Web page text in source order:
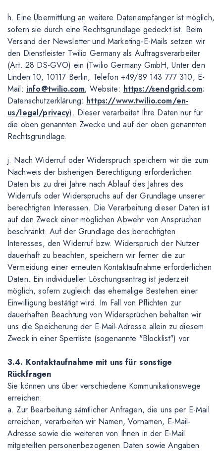
h. Eine Übermittlung an weitere Datenempfänger ist möglich,
sofern sie durch eine Rechtsgrundlage gedeckt ist. Beim
Versand der Newsletter und Marketing-E-Mails setzen wir
den Dienstleister Twilio Germany als Auftragsverarbeiter
(Art. 28 DS-GVO) ein (Twilio Germany GmbH, Unter den
Linden 10, 10117 Berlin, Telefon +49/89 143 777 310, E-
Mail: info@twilio.com; Website: https://sendgrid.com;
Datenschutzerklärung: https://www.twilio.com/en-
us/legal/privacy). Dieser verarbeitet Ihre Daten nur für
die oben genannten Zwecke und auf der oben genannten
Rechtsgrundlage.
j. Nach Widerruf oder Widerspruch speichern wir die zum
Nachweis der bisherigen Berechtigung erforderlichen
Daten bis zu drei Jahre nach Ablauf des Jahres des
Widerrufs oder Widerspruchs auf der Grundlage unserer
berechtigten Interessen. Die Verarbeitung dieser Daten ist
auf den Zweck einer möglichen Abwehr von Ansprüchen
beschränkt. Auf der Grundlage des berechtigten
Interesses, den Widerruf bzw. Widerspruch der Nutzer
dauerhaft zu beachten, speichern wir ferner die zur
Vermeidung einer erneuten Kontaktaufnahme erforderlichen
Daten. Ein individueller Löschungsantrag ist jederzeit
möglich, sofern zugleich das ehemalige Bestehen einer
Einwilligung bestätigt wird. Im Fall von Pflichten zur
dauerhaften Beachtung von Widersprüchen behalten wir
uns die Speicherung der E-Mail-Adresse allein zu diesem
Zweck in einer Sperrliste (sogenannte "Blocklist") vor.
3.4. Kontaktaufnahme mit uns für sonstige
Rückfragen
Sie können uns über verschiedene Kommunikationswege
erreichen:
a. Zur Bearbeitung sämtlicher Anfragen, die uns per E-Mail
erreichen, verarbeiten wir Namen, Vornamen, E-Mail-
Adresse sowie die weiteren von Ihnen in der E-Mail
mitgeteilten personenbezogenen Daten sowie Angaben